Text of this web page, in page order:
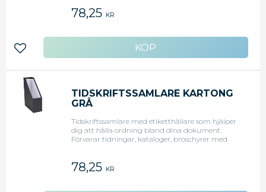
<li>Original art.nr: 941150541</li>
78,25 KR
Lägg till i favoriter
TIDSKRIFTSSAMLARE KARTONG
GRÅ
Tidskriftssamlare med etiketthållare som hjälper
dig att hålla ordning bland dina dokument.
Förvarar tidningar, kataloger, broschyrer med
<li>Original art.nr: 941145641</li>
78,25 KR